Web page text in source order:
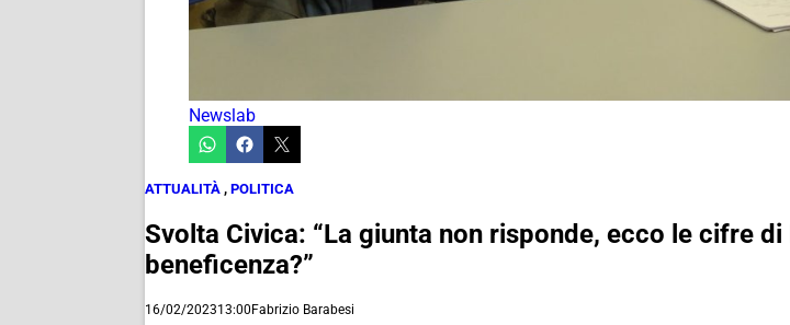
Newslab
ATTUALITÀ , POLITICA
Svolta Civica: “La giunta non risponde, ecco le cifre
beneficenza?”
16/02/202313:00Fabrizio Barabesi